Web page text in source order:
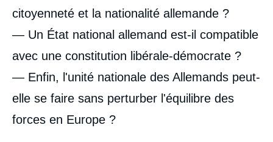
citoyenneté et la nationalité allemande ?
— Un État national allemand est-il compatible
avec une constitution libérale-démocrate ?
— Enfin, l'unité nationale des Allemands peut-
elle se faire sans perturber l'équilibre des
forces en Europe ?Image